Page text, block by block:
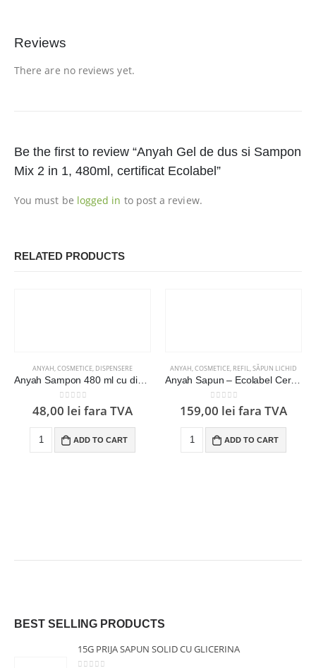
Reviews
There are no reviews yet.
Be the first to review “Anyah Gel de dus si Sampon
Mix 2 in 1, 480ml, certificat Ecolabel”
You must be logged in to post a review.
RELATED PRODUCTS
ANYAH,COSMETICE, DISPENSERE
Anyah Sampon 480 ml cu dispenser/dozator plastic Inox cu surub
0 out of 5
48,00 lei fara TVA
ADD TO CART
ANYAH,COSMETICE, REFIL,SĂPUN LICHID
Anyah Sapun – Ecolabel Certified (5 L)
0out of 5
159,00 lei fara TVA
ADD TO CART
BEST SELLING PRODUCTS
15G PRIJA SAPUN SOLID CU GLICERINA